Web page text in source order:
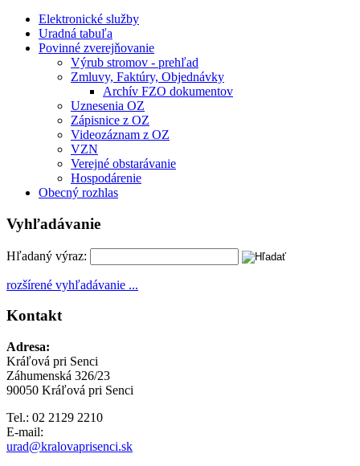
Elektronické služby
Uradná tabuľa
Povinné zverejňovanie
Výrub stromov - prehľad
Zmluvy, Faktúry, Objednávky
Archív FZO dokumentov
Uznesenia OZ
Zápisnice z OZ
Videozáznam z OZ
VZN
Verejné obstarávanie
Hospodárenie
Obecný rozhlas
Vyhľadávanie
Hľadaný výraz:
rozšírené vyhľadávanie ...
Kontakt
Adresa:
Kráľová pri Senci
Záhumenská 326/23
90050 Kráľová pri Senci
Tel.: 02 2129 2210
E-mail:
urad@kralovaprisenci.sk